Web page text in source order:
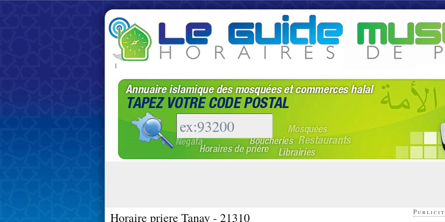
|
Horaire priere Tanay - 21310